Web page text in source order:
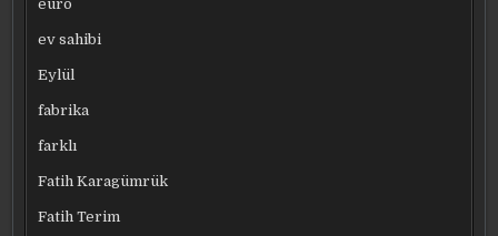
euro
ev sahibi
Eylül
fabrika
farklı
Fatih Karagümrük
Fatih Terim